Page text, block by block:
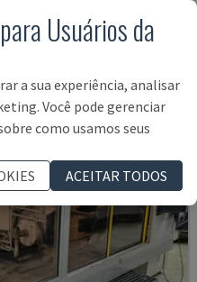
62.000 €
Usuários da
a sua experiência, analisar
Você pode gerenciar
como usamos seus
ACEITAR TODOS